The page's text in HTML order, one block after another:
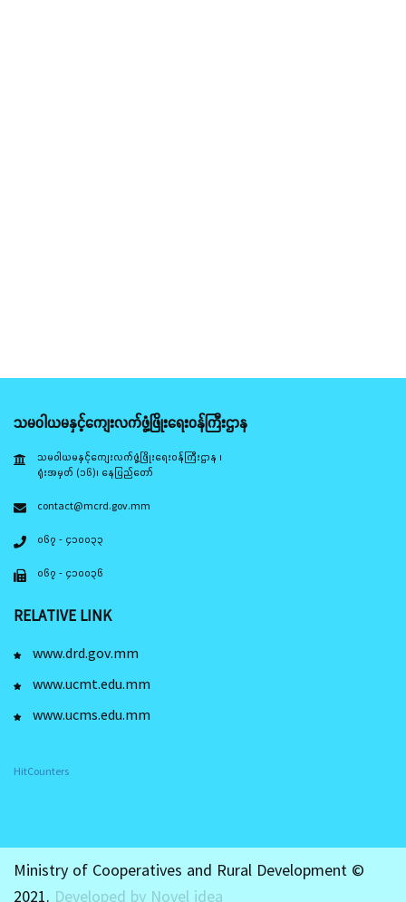
သမဝါယမနှင့်ကျေးလက်ဖွံ့ဖြိုးရေးဝန်ကြီးဌာန
သမဝါယမနှင့်ကျေးလက်ဖွံ့ဖြိုးရေးဝန်ကြီးဌာန ၊
ရုံးအမှတ် (၁၆)၊ နေပြည်တော်
contact@mcrd.gov.mm
၀၆၇ - ၄၁၀၀၃၃
၀၆၇ - ၄၁၀၀၃၆
RELATIVE LINK
www.drd.gov.mm
www.ucmt.edu.mm
www.ucms.edu.mm
HitCounters
Ministry of Cooperatives and Rural Development ©
2021. Developed by Novel idea